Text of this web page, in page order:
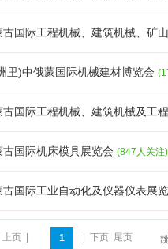
国际工程机械、建筑机械、矿
里)中俄蒙国际机械建材博览会
国际工程机械、建筑机械及工
国际机床模具展览会 (847人关注)
国际工业自动化及仪器仪表展
上页 1 下页 尾页